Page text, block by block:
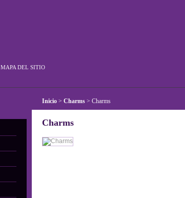
MAPA DEL SITIO
Inicio > Charms > Charms
Charms